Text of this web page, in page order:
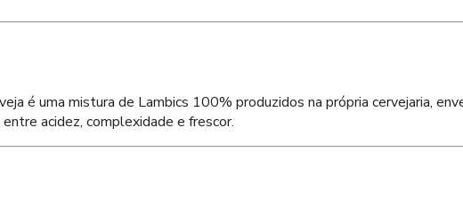
é uma mistura de Lambics 100% produzidos na própria cervejaria,
acidez, complexidade e frescor.